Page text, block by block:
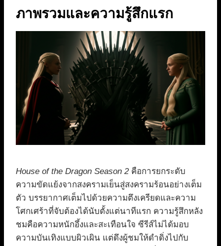
ภาพรวมและความรู้สึกแรก
House of the Dragon Season 2คือการยกระดับ
ความขัดแย้งจากสงครามเย็นสู่สงครามร้อนอย่างเต็ม
ตัว บรรยากาศเต็มไปด้วยความตึงเครียดและความ
โศกเศร้าที่จับต้องได้นับตั้งแต่นาทีแรก ความรู้สึกหลัง
ชมคือความหนักอึ้งและสะเทือนใจ ซีรีส์ไม่ได้มอบ
ความบันเทิงแบบผิวเผิน แต่ดึงผู้ชมให้ดำดิ่งไปกับ